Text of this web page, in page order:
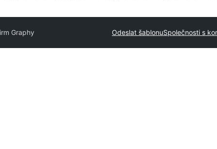
Graphy Odeslat šablonuSpolečnosti s